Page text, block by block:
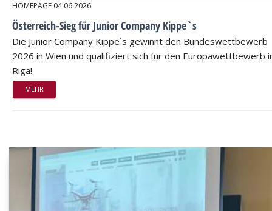
HOMEPAGE 04.06.2026
Österreich-Sieg für Junior Company Kippe`s
Die Junior Company Kippe`s gewinnt den Bundeswettbewerb
2026 in Wien und qualifiziert sich für den Europawettbewerb
Riga!
MEHR